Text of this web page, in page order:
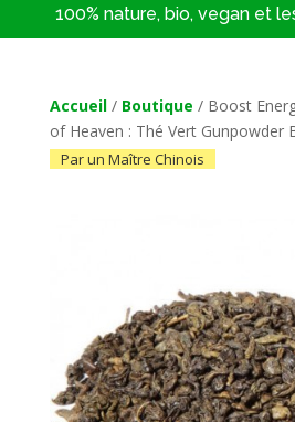
100% nature, bio, vegan et
Accueil/ Boutique / Boost
of Heaven : Thé Vert Gunpowder
Par un Maître Chinois